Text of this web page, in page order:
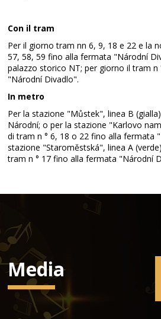
Con il tram
Per il giorno tram nn 6, 9, 18 e 22 e la
57, 58, 59 fino alla fermata "Národní
palazzo storico NT; per giorno il tram
"Národní Divadlo".
In metro
Per la stazione "Můstek", linea B
Národní; o per la stazione "Karlovo
di tram n ° 6, 18 o 22 fino alla fermata
stazione "Staroměstská", linea A
tram n ° 17 fino alla fermata "Národní
Media